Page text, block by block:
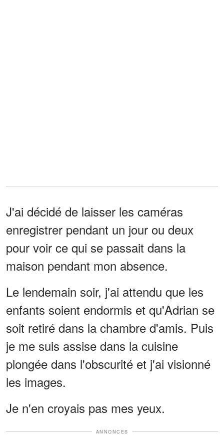
J'ai décidé de laisser les caméras
enregistrer pendant un jour ou deux
pour voir ce qui se passait dans la
maison pendant mon absence.
Le lendemain soir, j'ai attendu que les
enfants soient endormis et qu'Adrian se
soit retiré dans la chambre d'amis. Puis
je me suis assise dans la cuisine
plongée dans l'obscurité et j'ai visionné
les images.
Je n'en croyais pas mes yeux.
ANNONCES